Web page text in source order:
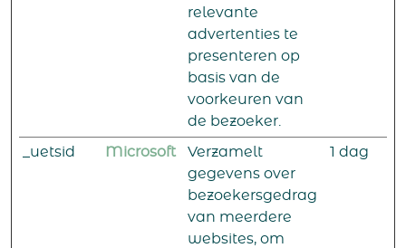
relevante
advertenties te
presenteren op
basis van de
voorkeuren van
de bezoeker.
_uetsid Microsoft
Verzamelt
gegevens over
bezoekersgedrag
van meerdere
websites, om
1 dag